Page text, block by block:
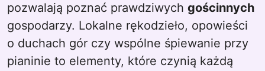
pozwalają poznać prawdziwych gościnnych
gospodarzy. Lokalne rękodzieło, opowieści
o duchach gór czy wspólne śpiewanie przy
pianinie to elementy, które czynią każdą